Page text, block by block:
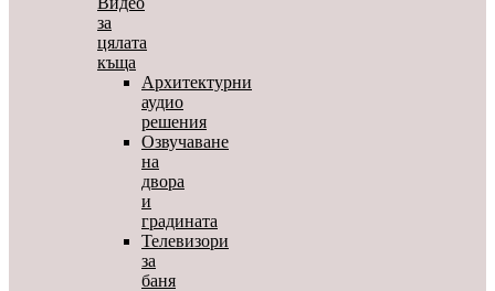
за
цялата
къща
Архитектурни
аудио
решения
Озвучаване
на
двора
и
градината
Телевизори
за
баня